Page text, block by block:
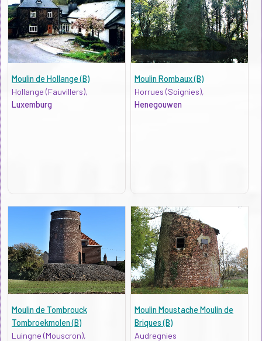
Moulin de Hollange (B)
Hollange (Fauvillers),
Luxemburg
Moulin Rombaux (B)
Horrues (Soignies),
Henegouwen
Moulin de Tombrouck
Tombroekmolen (B)
Luingne (Mouscron),
Moulin Moustache Moulin de
Briques (B)
Audregnies